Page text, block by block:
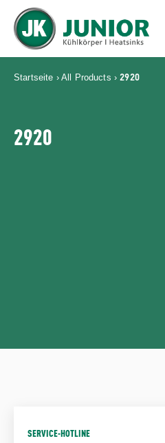
JUNIOR KÜHLKÖRPER GMBH
Startseite › All Products ›2920
2920
SERVICE-HOTLINE